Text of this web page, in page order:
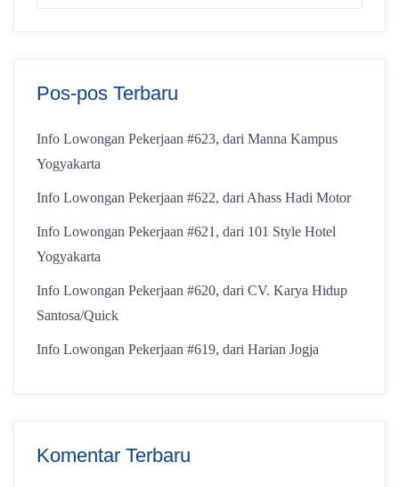
Pos-pos Terbaru
Info Lowongan Pekerjaan #623, dari Manna Kampus
Yogyakarta
Info Lowongan Pekerjaan #622, dari Ahass Hadi Motor
Info Lowongan Pekerjaan #621, dari 101 Style Hotel
Yogyakarta
Info Lowongan Pekerjaan #620, dari CV. Karya Hidup
Santosa/Quick
Info Lowongan Pekerjaan #619, dari Harian Jogja
Komentar Terbaru